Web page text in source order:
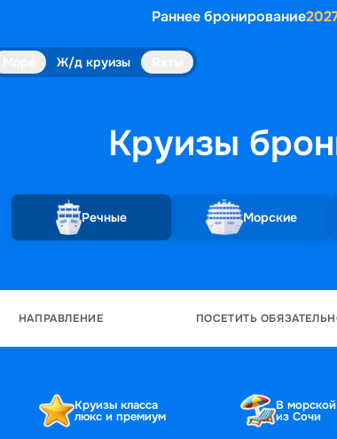
Раннее бронирование
Ж/д круизы
Круизы
Речные Морские
НАПРАВЛЕНИЕ ПОСЕТИТЬ
Круизы класса
люкс и премиум
В
из Сочи